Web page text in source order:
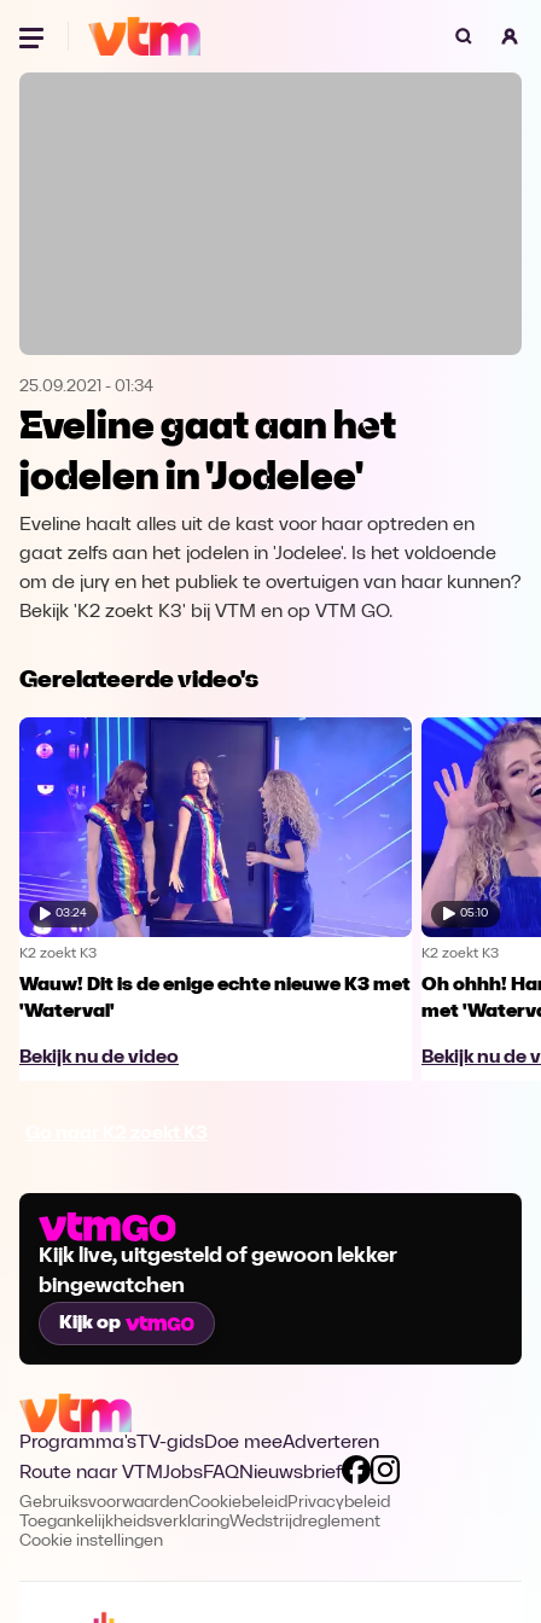
Oeps, browser niet ondersteund
Microsoft Edge Download
Opera
25.09.2021 - 01:34
Eveline gaat aan het
jodelen in 'Jodelee'
Eveline haalt alles uit de kast voor haar optreden en
gaat zelfs aan het jodelen in 'Jodelee'. Is het voldoende
om de jury en het publiek te overtuigen van haar kunnen?
Bekijk 'K2 zoekt K3' bij VTM en op VTM GO.
Gerelateerde video's
03:24
K2 zoekt K3
Wauw! Dit is de enige echte nieuwe K3 met
'Waterval'
Bekijk nu de video
05:10
K2 zoekt K3
Oh ohhh!
met
Bekijk nu de
Kijk live, uitgesteld of gewoon lekker
bingewatchen
Kijk op
Programma's TV-gidsDoe meeAdverteren
Route naar VTMJobsFAQNieuwsbrief
GebruiksvoorwaardenCookiebeleid Privacybeleid
ToegankelijkheidsverklaringWedstrijdreglement
Cookie instellingen